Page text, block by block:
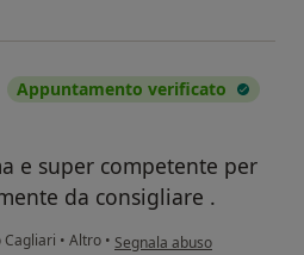
Appuntamento verificato
e super competente per
da consigliare .
• Altro • secondo l'opinione
Segnala abuso